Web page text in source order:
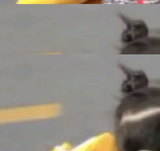
器模拟脉冲，并联带通共
把医学影像转化为AI能力的
解的高质量数据。医学影
级精细分割，让系统"...
体系，扩展了 Triple 协议与
，转换，编辑和分类所有主
Share 按钮中添加
的功能 Content server：
加新端点的插件 Edit boo
：添加将 GIF 图像转换为
七年后：一个平庸的
很简单：SwiftUI 发布七年
测版。 Manshin 从数据
定性、性能、跨平台五个
开源的通用数据库工具，适